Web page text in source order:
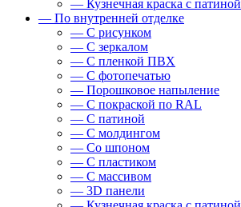
— Кузнечная краска с патиной
— По внутренней отделке
— С рисунком
— С зеркалом
— С пленкой ПВХ
— С фотопечатью
— Порошковое напыление
— С покраской по RAL
— С патиной
— С молдингом
— Со шпоном
— С пластиком
— С массивом
— 3D панели